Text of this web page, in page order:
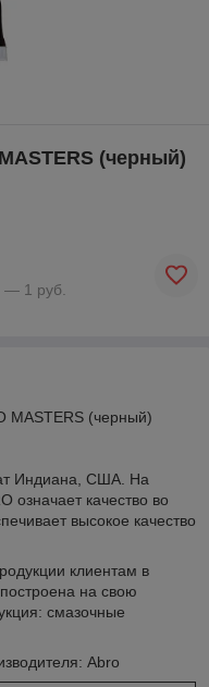
(черный)
— 1 руб.
MASTERS (черный)
Индиана, США. На
означает качество во
высокое качество
клиентам в
на свою
смазочные
Abro